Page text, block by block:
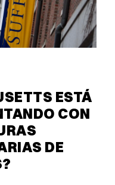
ESTÁ
CON
DE